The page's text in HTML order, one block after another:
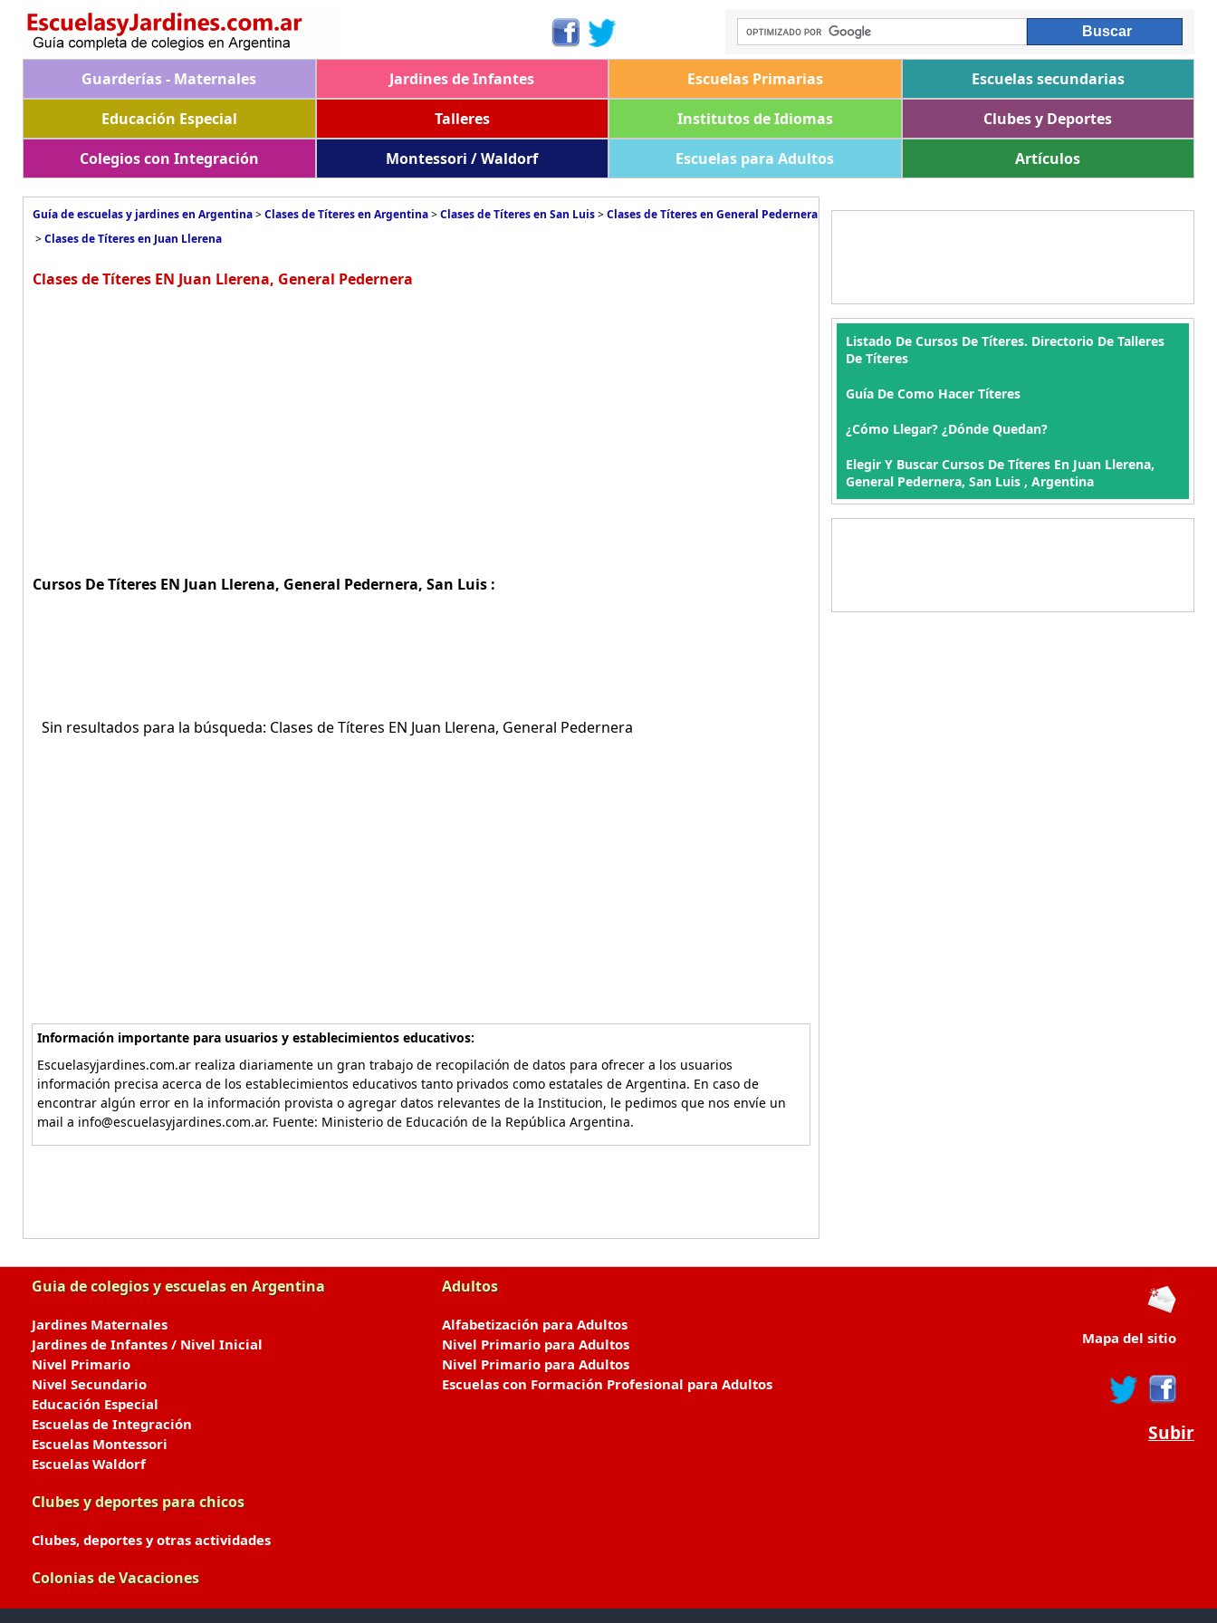
Guarderías - Maternales Jardines de Infantes Escuelas Primarias
Escuelas secundarias
Educación Especial
Talleres Institutos de Idiomas
Clubes y Deportes
Colegios con Integración
Montessori / Waldorf Escuelas para Adultos Artículos
Guía de escuelas y jardines en Argentina>Clases de Títeres en Argentina>Clases de Títeres en San Luis>Clases de Títeres en General Pedernera
>Clases de Títeres en Juan Llerena
Clases de Títeres EN Juan Llerena, General Pedernera
Cursos De Títeres EN Juan Llerena, General Pedernera, San Luis :
Sin resultados para la búsqueda: Clases de Títeres EN Juan Llerena, General Pedernera
Información importante para usuarios y establecimientos educativos:
Escuelasyjardines.com.ar realiza diariamente un gran trabajo de recopilación de datos para ofrecer a los usuarios
información precisa acerca de los establecimientos educativos tanto privados como estatales de Argentina. En caso de
encontrar algún error en la información provista o agregar datos relevantes de la Institucion, le pedimos que nos envíe un
mail a info@escuelasyjardines.com.ar. Fuente: Ministerio de Educación de la República Argentina.
Listado De Cursos De Títeres. Directorio De Talleres
De Títeres
Guía De Como Hacer Títeres
¿Cómo Llegar? ¿Dónde Quedan?
Elegir Y Buscar Cursos De Títeres En Juan Llerena,
General Pedernera, San Luis , Argentina
Guia de colegios y escuelas en Argentina
Jardines Maternales
Jardines de Infantes / Nivel Inicial
Nivel Primario
Nivel Secundario
Educación Especial
Escuelas de Integración
Escuelas Montessori
Escuelas Waldorf
Clubes y deportes para chicos
Clubes, deportes y otras actividades
Colonias de Vacaciones
Adultos
Alfabetización para Adultos
Nivel Primario para Adultos
Nivel Primario para Adultos
Escuelas con Formación Profesional para Adultos
Mapa del sitio
Subir